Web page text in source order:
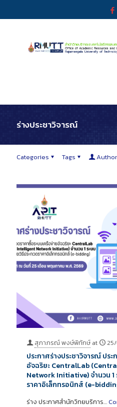
ร่างประชาวิจารณ์
Categories Tags
สุภาภรณ์ พงษ์พิทักษ์ at
ประกาศร่างประชาวิจารณ์ ปร
อัจฉริยะ CentralLab
Network Initiative) จำนวน 1
ราคาอิเล็กทรอนิกส์ (e-
ร่าง ประกาศสำนักวิทยบริการ…